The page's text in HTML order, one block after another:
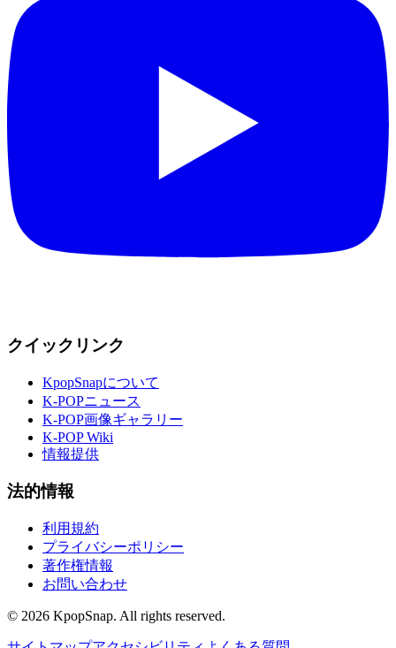
クイックリンク
KpopSnapについて
K-POPニュース
K-POP画像ギャラリー
K-POP Wiki
情報提供
法的情報
利用規約
プライバシーポリシー
著作権情報
お問い合わせ
© 2026 KpopSnap. All rights reserved.